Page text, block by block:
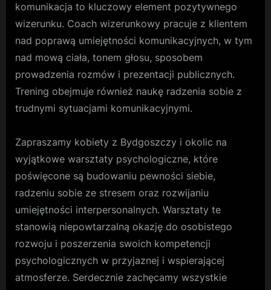
komunikacja to kluczowy element pozytywnego
wizerunku. Coach wizerunkowy pracuje z klientem
nad poprawą umiejętności komunikacyjnych, w tym
nad mową ciała, tonem głosu, sposobem
prowadzenia rozmów i prezentacji publicznych.
Trening obejmuje również naukę radzenia sobie z
trudnymi sytuacjami komunikacyjnymi.
Zapraszamy kobiety z Bydgoszczy i okolic na
wyjątkowe warsztaty psychologiczne, które
poświęcone są budowaniu pewności siebie,
radzeniu sobie ze stresem oraz rozwijaniu
umiejętności interpersonalnych. Warsztaty te
stanowią niepowtarzalną okazję do osobistego
rozwoju i poszerzenia swoich kompetencji
psychologicznych w przyjaznej i wspierającej
atmosferze. Serdecznie zachęcamy wszystkie